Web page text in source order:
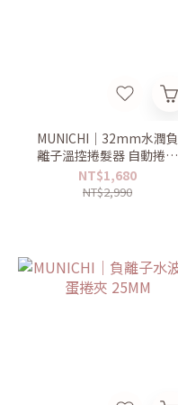
MUNICHI｜32mm水潤負
離子溫控捲髮器 自動捲髮
棒
NT$1,680
NT$2,990